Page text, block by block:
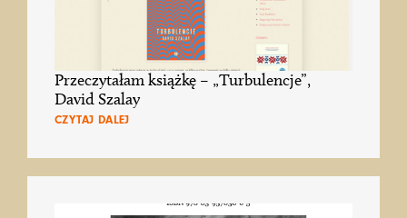
Przeczytałam książkę – „Turbulencje”,
David Szalay
CZYTAJ DALEJ